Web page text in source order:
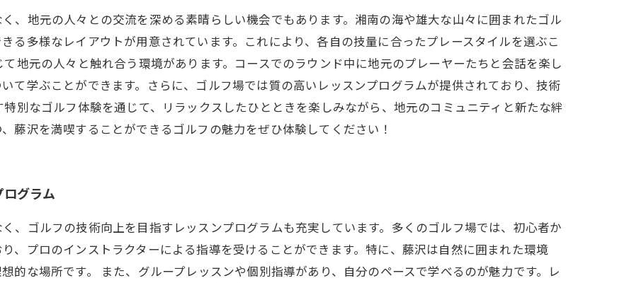
、地元の人々との交流を深める素晴らしい機会でもあります。湘南の海や雄大な山々に囲まれたゴル
る多様なレイアウトが用意されています。これにより、各自の技量に合ったプレースタイルを選ぶこ
地元の人々と触れ合う環境があります。コースでのラウンド中に地元のプレーヤーたちと会話を楽し
て学ぶことができます。さらに、ゴルフ場では質の高いレッスンプログラムが提供されており、技術
別なゴルフ体験を通じて、リラックスしたひとときを楽しみながら、地元のコミュニティと新たな絆
藤沢を満喫することができるゴルフの魅力をぜひ体験してください！
グラム
、ゴルフの技術向上を目指すレッスンプログラムも充実しています。多くのゴルフ場では、初心者か
、プロのインストラクターによる指導を受けることができます。特に、藤沢は自然に囲まれた環境
的な場所です。 また、グループレッスンや個別指導があり、自分のペースで学べるのが魅力です。レ